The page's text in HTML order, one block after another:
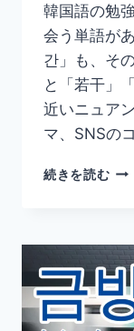
表
現
ま
め】
韓国語の勉
会う単語が
간」も、そ
と「若干」
近いニュア
マ、SNSの
続きを読む韓
간
の
意
味
と